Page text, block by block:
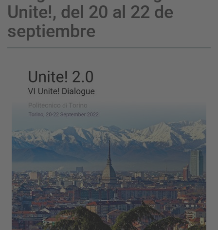
Unite!, del 20 al 22 de
septiembre